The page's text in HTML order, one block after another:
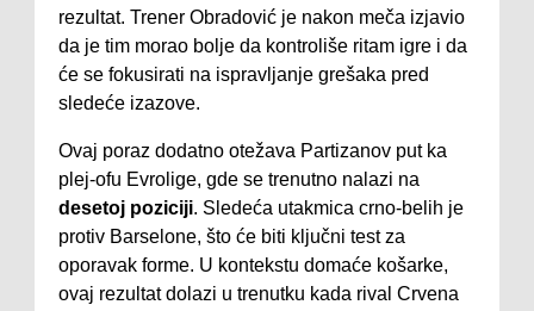
rezultat. Trener Obradović je nakon meča izjavio
da je tim morao bolje da kontroliše ritam igre i da
će se fokusirati na ispravljanje grešaka pred
sledeće izazove.
Ovaj poraz dodatno otežava Partizanov put ka
plej-ofu Evrolige, gde se trenutno nalazi na
desetoj poziciji. Sledeća utakmica crno-belih je
protiv Barselone, što će biti ključni test za
oporavak forme. U kontekstu domaće košarke,
ovaj rezultat dolazi u trenutku kada rival Crvena